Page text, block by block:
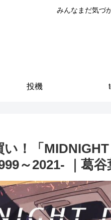
みんなまだ気づ
投機
！「
～2021- ｜葛